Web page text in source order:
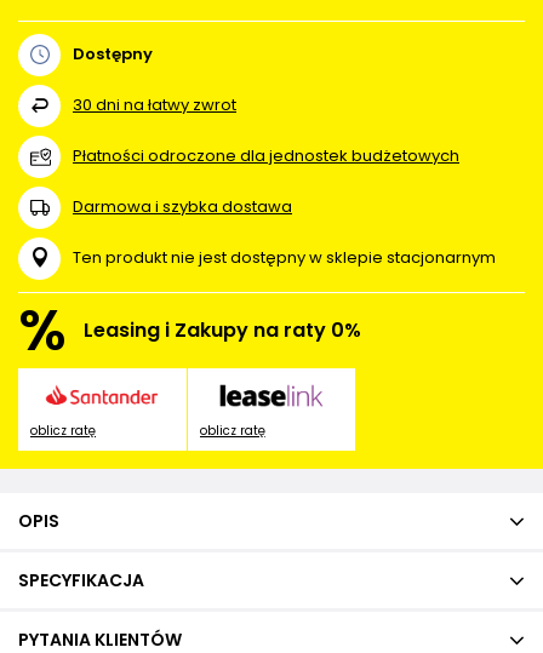
Dostępny
30 dni na łatwy zwrot
Płatności odroczone dla jednostek budżetowych
Darmowa i szybka dostawa
Ten produkt nie jest dostępny w sklepie stacjonarnym
% Leasing i Zakupy na raty 0%
oblicz ratę oblicz ratę
OPIS
SPECYFIKACJA
PYTANIA KLIENTÓW